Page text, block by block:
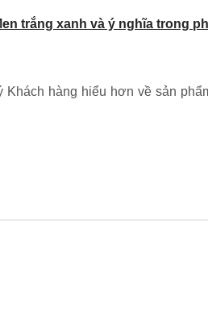
trắng xanh và ý nghĩa trong
hàng hiểu hơn về sản